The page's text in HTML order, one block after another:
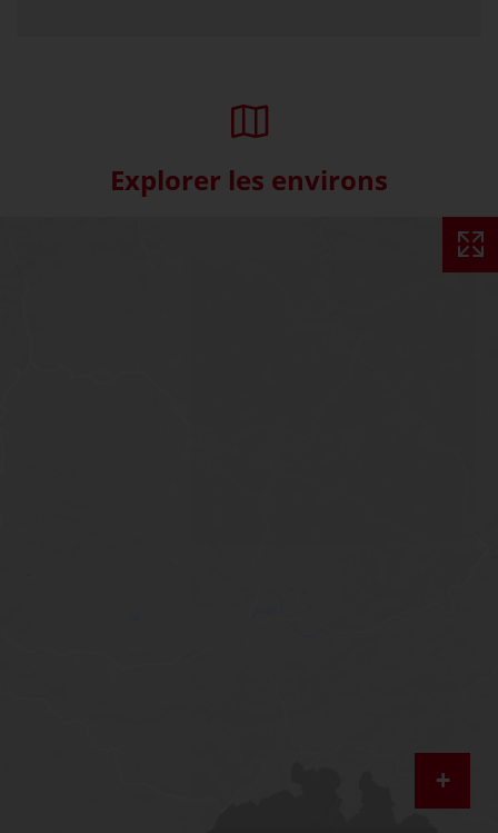
Explorer les environs
Skip interactive map (Not
+